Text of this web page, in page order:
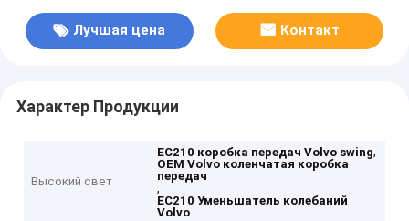
Лучшая цена Контакт
Характер Продукции
Высокий свет
EC210 коробка передач Volvo swing,
OEM Volvo коленчатая коробка
передач
,
EC210 Уменьшатель колебаний
Volvo